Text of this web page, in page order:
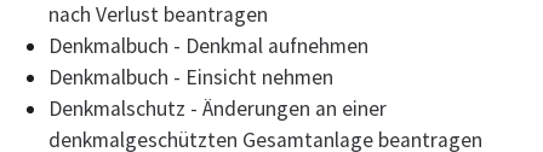
nach Verlust beantragen
Denkmalbuch - Denkmal aufnehmen
Denkmalbuch - Einsicht nehmen
Denkmalschutz - Änderungen an einer
denkmalgeschützten Gesamtanlage beantragen